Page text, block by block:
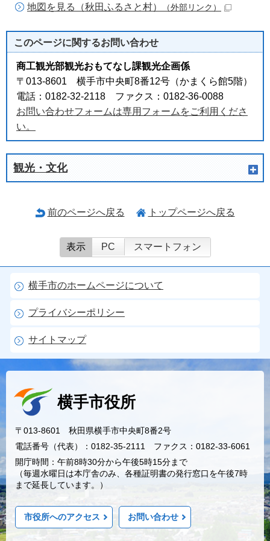
地図を見る（秋田ふるさと村） （外部リンク）
このページに関するお問い合わせ
商工観光部観光おもてなし課観光企画係
〒013-8601 横手市中央町8番12号（かまくら館5階）
電話：0182-32-2118 ファクス：0182-36-0088
お問い合わせフォームは専用フォームをご利用くださ
い。
観光・文化
前のページへ戻る トップページへ戻る
表示 PC スマートフォン
横手市のホームページについて
プライバシーポリシー
サイトマップ
横手市役所
〒013-8601 秋田県横手市中央町8番2号
電話番号（代表）：0182-35-2111 ファクス：0182-33-6061
開庁時間：午前8時30分から午後5時15分まで
（毎週水曜日は本庁舎のみ、各種証明書の発行窓口を午後7時
まで延長しています。）
市役所へのアクセス お問い合わせ